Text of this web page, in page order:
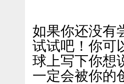
如果你还没有
试试吧！你可
球上写下你想
一定会被你的